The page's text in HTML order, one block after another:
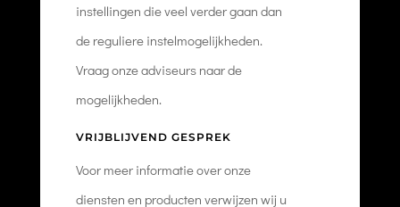
instellingen die veel verder gaan dan
de reguliere instelmogelijkheden.
Vraag onze adviseurs naar de
mogelijkheden.
VRIJBLIJVEND GESPREK
Voor meer informatie over onze
diensten en producten verwijzen wij u